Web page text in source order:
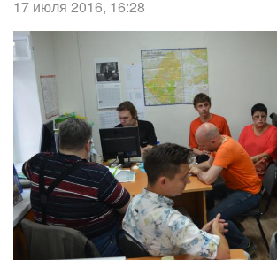
17 июля 2016, 16:28